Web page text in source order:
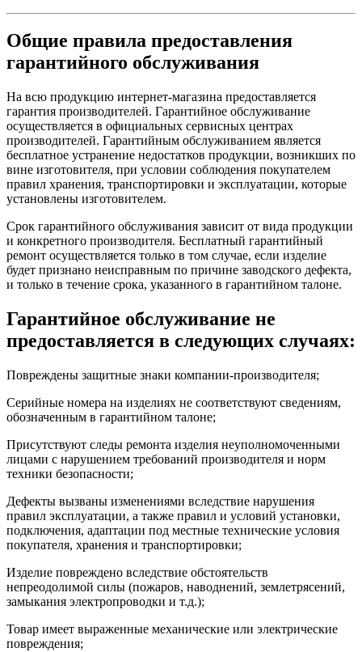
Общие правила предоставления
гарантийного обслуживания
На всю продукцию интернет-магазина предоставляется
гарантия производителей. Гарантийное обслуживание
осуществляется в официальных сервисных центрах
производителей. Гарантийным обслуживанием является
бесплатное устранение недостатков продукции, возникших по
вине изготовителя, при условии соблюдения покупателем
правил хранения, транспортировки и эксплуатации, которые
установлены изготовителем.
Срок гарантийного обслуживания зависит от вида продукции
и конкретного производителя. Бесплатный гарантийный
ремонт осуществляется только в том случае, если изделие
будет признано неисправным по причине заводского дефекта,
и только в течение срока, указанного в гарантийном талоне.
Гарантийное обслуживание не
предоставляется в следующих случаях:
Повреждены защитные знаки компании-производителя;
Серийные номера на изделиях не соответствуют сведениям,
обозначенным в гарантийном талоне;
Присутствуют следы ремонта изделия неуполномоченными
лицами с нарушением требований производителя и норм
техники безопасности;
Дефекты вызваны изменениями вследствие нарушения
правил эксплуатации, а также правил и условий установки,
подключения, адаптации под местные технические условия
покупателя, хранения и транспортировки;
Изделие повреждено вследствие обстоятельств
непреодолимой силы (пожаров, наводнений, землетрясений,
замыкания электропроводки и т.д.);
Товар имеет выраженные механические или электрические
повреждения;